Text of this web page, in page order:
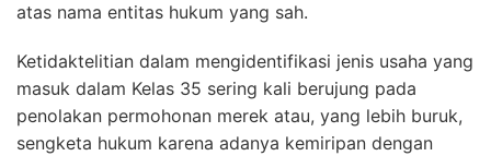
atas nama entitas hukum yang sah.
Ketidaktelitian dalam mengidentifikasi jenis usaha yang
masuk dalam Kelas 35 sering kali berujung pada
penolakan permohonan merek atau, yang lebih buruk,
sengketa hukum karena adanya kemiripan dengan